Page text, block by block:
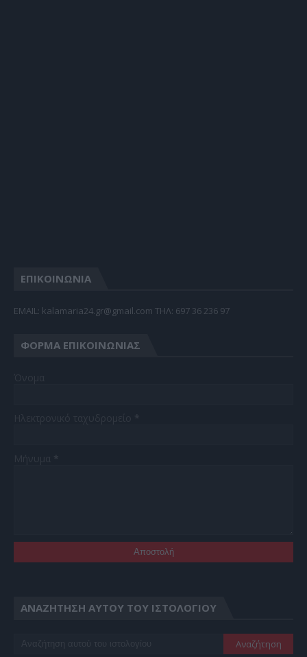
ΕΠΙΚΟΙΝΩΝΙΑ
EMAIL: kalamaria24.gr@gmail.com TΗΛ: 697 36 236 97
ΦΌΡΜΑ ΕΠΙΚΟΙΝΩΝΊΑΣ
ΑΝΑΖΉΤΗΣΗ ΑΥΤΟΎ ΤΟΥ ΙΣΤΟΛΟΓΊΟΥ